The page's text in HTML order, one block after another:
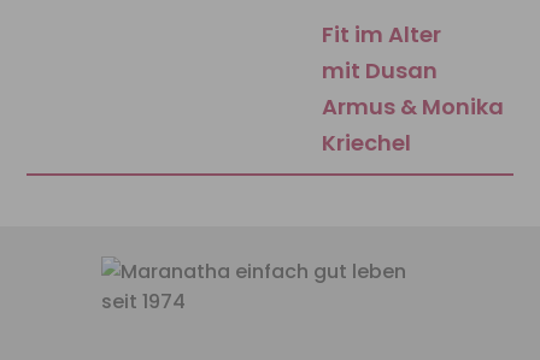
Fit im Alter
mit Dusan
Armus & Monika
Kriechel